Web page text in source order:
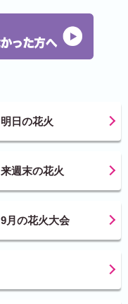
明日の花火
来週末の花火
9月の花火大会